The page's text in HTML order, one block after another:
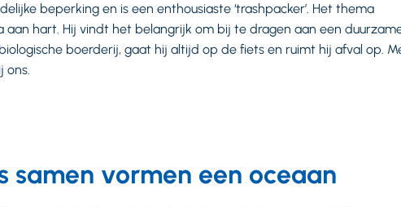
beperking en is een enthousiaste ‘trashpacker’. Het thema
aan hart. Hij vindt het belangrijk om bij te dragen aan een
boerderij, gaat hij altijd op de fiets en ruimt hij afval op.
ons.
samen vormen een oceaan